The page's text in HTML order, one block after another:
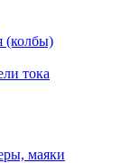
(колбы)
тока
маяки